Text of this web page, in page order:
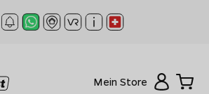
Mein Store